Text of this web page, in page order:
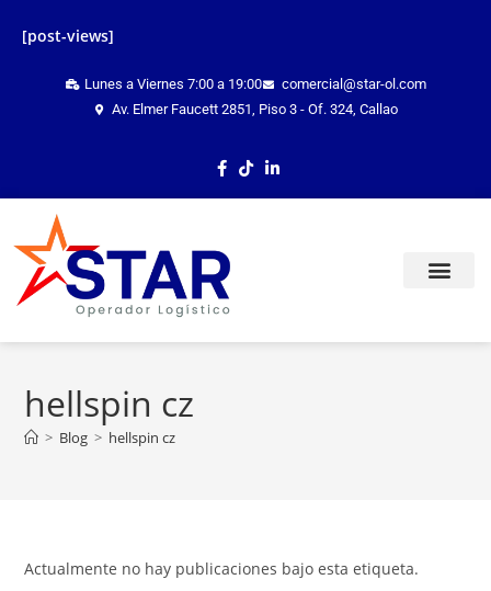
[post-views]
Lunes a Viernes 7:00 a 19:00
comercial@star-ol.com
Av. Elmer Faucett 2851, Piso 3 - Of. 324, Callao
hellspin cz
> Blog > hellspin cz
Actualmente no hay publicaciones bajo esta etiqueta.